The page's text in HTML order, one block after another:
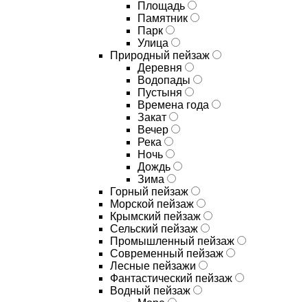
Площадь
Памятник
Парк
Улица
Природный пейзаж
Деревня
Водопады
Пустыня
Времена года
Закат
Вечер
Река
Ночь
Дождь
Зима
Горный пейзаж
Морской пейзаж
Крымский пейзаж
Сельский пейзаж
Промышленный пейзаж
Современный пейзаж
Лесные пейзажи
Фантастический пейзаж
Водный пейзаж